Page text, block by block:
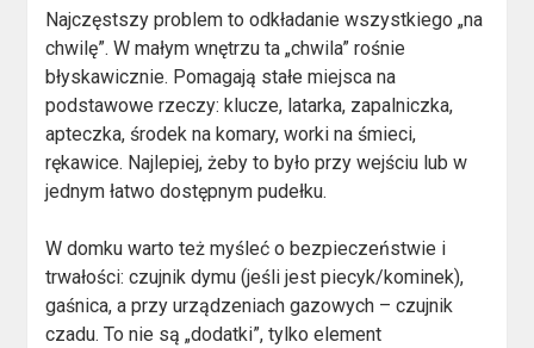
Najczęstszy problem to odkładanie wszystkiego „na
chwilę”. W małym wnętrzu ta „chwila” rośnie
błyskawicznie. Pomagają stałe miejsca na
podstawowe rzeczy: klucze, latarka, zapalniczka,
apteczka, środek na komary, worki na śmieci,
rękawice. Najlepiej, żeby to było przy wejściu lub w
jednym łatwo dostępnym pudełku.
W domku warto też myśleć o bezpieczeństwie i
trwałości: czujnik dymu (jeśli jest piecyk/kominek),
gaśnica, a przy urządzeniach gazowych – czujnik
czadu. To nie są „dodatki”, tylko element